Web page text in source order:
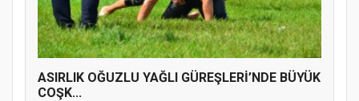
ASIRLIK OĞUZLU YAĞLI GÜREŞLERİ’NDE BÜYÜK
COŞK...